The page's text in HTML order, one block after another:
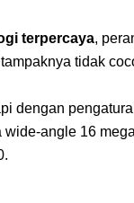
terpercaya,
tidak
dengan
angle 16